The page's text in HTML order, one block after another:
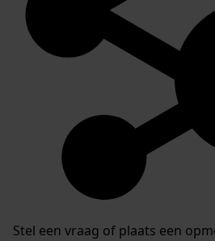
Stel een vraag of plaats een